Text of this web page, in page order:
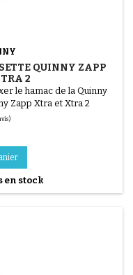
QUINNY ZAPP
2
le hamac de la Quinny
Zapp Xtra et Xtra 2
stock